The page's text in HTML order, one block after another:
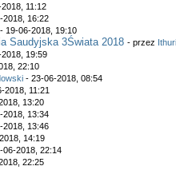
11:12
2018, 16:22
- 19-06-2018, 19:10
Saudyjska 3Świata 2018 - przez
19:59
22:10
- 23-06-2018, 08:54
2018, 11:21
13:20
2018, 13:34
2018, 13:46
14:19
06-2018, 22:14
22:25